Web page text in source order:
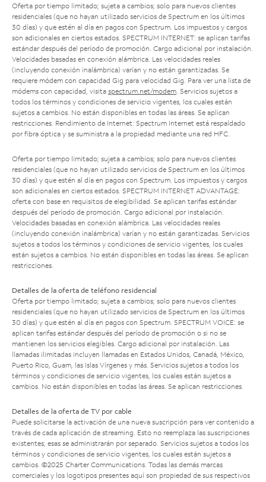
Oferta por tiempo limitado; sujeta a cambios; solo para nuevos clientes
residenciales (que no hayan utilizado servicios de Spectrum en los últimos
30 días) y que estén al día en pagos con Spectrum. Los impuestos y cargos
son adicionales en ciertos estados. SPECTRUM INTERNET: se aplican tarifas
estándar después del período de promoción. Cargo adicional por instalación.
Velocidades basadas en conexión alámbrica. Las velocidades reales
(incluyendo conexión inalámbrica) varían y no están garantizadas. Se
requiere módem con capacidad Gig para velocidad Gig. Para ver una lista de
módems con capacidad, visita spectrum.net/modem . Servicios sujetos a
todos los términos y condiciones de servicio vigentes, los cuales están
sujetos a cambios. No están disponibles en todas las áreas. Se aplican
restricciones. Rendimiento de Internet: Spectrum Internet está respaldado
por fibra óptica y se suministra a la propiedad mediante una red HFC.
Oferta por tiempo limitado; sujeta a cambios; solo para nuevos clientes
residenciales (que no hayan utilizado servicios de Spectrum en los últimos
30 días) y que estén al día en pagos con Spectrum. Los impuestos y cargos
son adicionales en ciertos estados. SPECTRUM INTERNET ADVANTAGE:
oferta con base en requisitos de elegibilidad. Se aplican tarifas estándar
después del período de promoción. Cargo adicional por instalación.
Velocidades basadas en conexión alámbrica. Las velocidades reales
(incluyendo conexión inalámbrica) varían y no están garantizadas. Servicios
sujetos a todos los términos y condiciones de servicio vigentes, los cuales
están sujetos a cambios. No están disponibles en todas las áreas. Se aplican
restricciones.
Detalles de la oferta de teléfono residencial
Oferta por tiempo limitado; sujeta a cambios; solo para nuevos clientes
residenciales (que no hayan utilizado servicios de Spectrum en los últimos
30 días) y que estén al día en pagos con Spectrum. SPECTRUM VOICE: se
aplican tarifas estándar después del período de promoción o si no se
mantienen los servicios elegibles. Cargo adicional por instalación. Las
llamadas ilimitadas incluyen llamadas en Estados Unidos, Canadá, México,
Puerto Rico, Guam, las Islas Vírgenes y más. Servicios sujetos a todos los
términos y condiciones de servicio vigentes, los cuales están sujetos a
cambios. No están disponibles en todas las áreas. Se aplican restricciones.
Detalles de la oferta de TV por cable
Puede solicitarse la activación de una nueva suscripción para ver contenido a
través de cada aplicación de streaming. Esto no reemplaza las suscripciones
existentes; esas se administrarán por separado. Servicios sujetos a todos los
términos y condiciones de servicio vigentes, los cuales están sujetos a
cambios. ©2025 Charter Communications. Todas las demás marcas
comerciales y los logotipos presentes aquí son propiedad de sus respectivos